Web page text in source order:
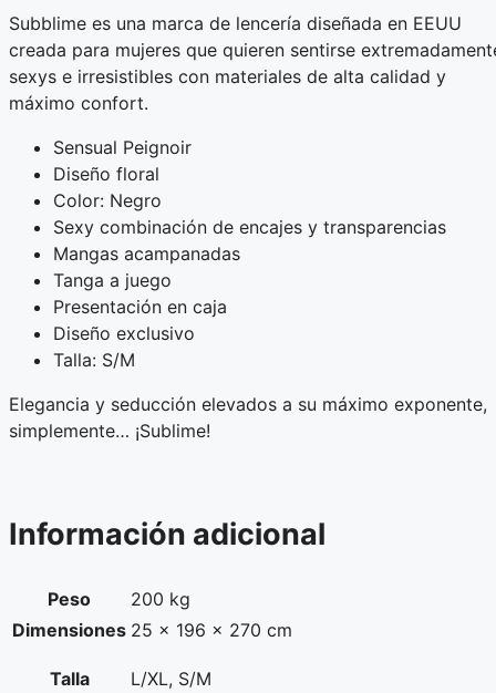
Subblime es una marca de lencería diseñada en EEUU
creada para mujeres que quieren sentirse
sexys e irresistibles con materiales de alta calidad y
máximo confort.
Sensual Peignoir
Diseño floral
Color: Negro
Sexy combinación de encajes y transparencias
Mangas acampanadas
Tanga a juego
Presentación en caja
Diseño exclusivo
Talla: S/M
Elegancia y seducción elevados a su máximo exponente,
simplemente… ¡Sublime!
Información adicional
Peso
200 kg
Dimensiones 25 × 196 × 270 cm
Talla L/XL, S/M